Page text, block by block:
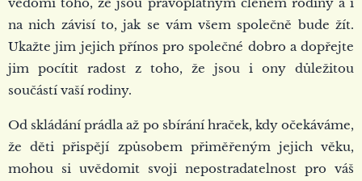
na nich závisí to, jak se vám všem společně bude žít.
Ukažte jim jejich přínos pro společné dobro a dopřejte
jim pocítit radost z toho, že jsou i ony důležitou
součástí vaší rodiny.
Od skládání prádla až po sbírání hraček, kdy očekáváme,
že děti přispějí způsobem přiměřeným jejich věku,
mohou si uvědomit svoji nepostradatelnost pro váš